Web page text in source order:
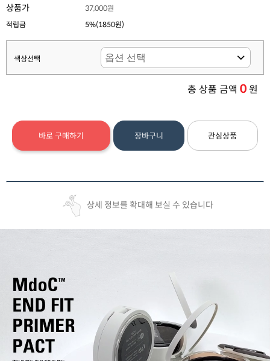
상품가
37,000원
적립금
5%(1850원)
색상선택
총 상품 금액 0원
바로 구매하기 장바구니 관심상품
상세 정보를 확대해 보실 수 있습니다